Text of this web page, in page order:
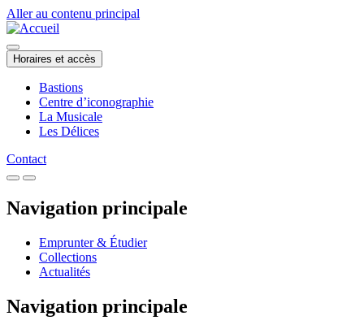
Aller au contenu principal
Horaires et accès
Bastions
Centre d’iconographie
La Musicale
Les Délices
Contact
Navigation principale
Emprunter & Étudier
Collections
Actualités
Navigation principale